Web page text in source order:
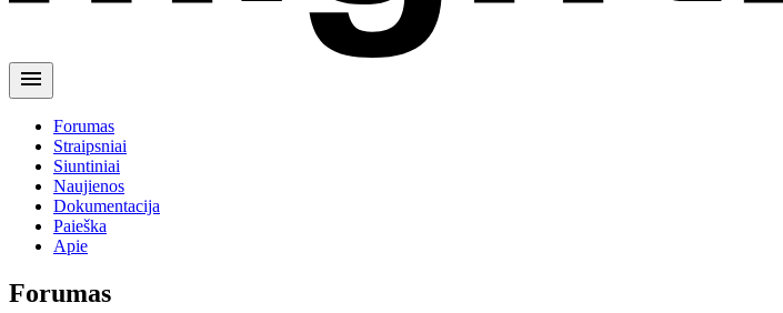
menu
Forumas
Straipsniai
Siuntiniai
Naujienos
Dokumentacija
Paieška
Apie
Forumas